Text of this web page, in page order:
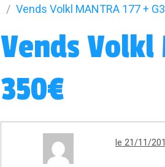
Vends Volkl MANTRA 177 +
Vends Volkl
350€
le 21/11/